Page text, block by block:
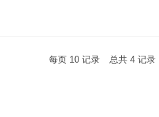
每页 10 记录 总共 4 记录